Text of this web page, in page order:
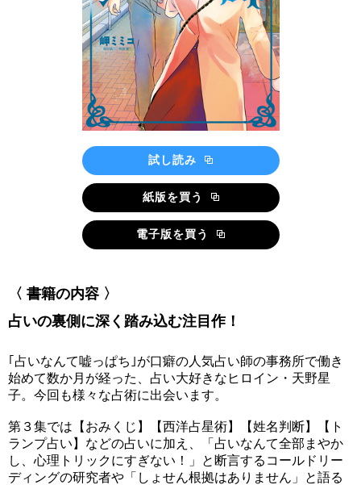
試し読み
紙版を買う
電子版を買う
〈 書籍の内容 〉
占いの裏側に深く踏み込む注目作！
｢占いなんて嘘っぱち｣が口癖の人気占い師の事務所で働き
始めて数か月が経った、占い大好きなヒロイン・天野星
子。今回も様々な占術に出会います。
第３集では【おみくじ】【西洋占星術】【姓名判断】【ト
ランプ占い】などの占いに加え、「占いなんて全部まやか
し、心理トリックにすぎない！」と断言するコールドリー
ディングの研究者や「しょせん根拠はありません」と語る